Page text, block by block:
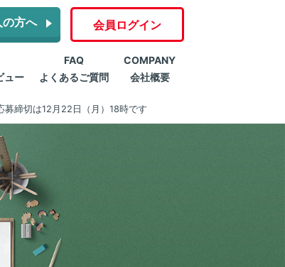
の方へ 会員ログイン
ュー
FAQ
よくあるご質問
COMPANY
会社概要
募締切は12月22日（月）18時です